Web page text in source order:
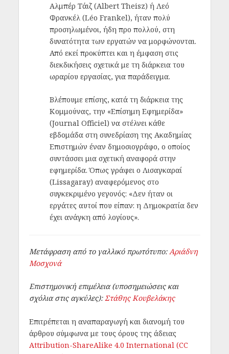
Αλμπέρ Τάιζ (Albert Theisz) ή Λεό
Φρανκέλ (Léo Frankel), ήταν πολύ
προσηλωμένοι, ήδη προ πολλού, στη
δυνατότητα των εργατών να μορφώνονται.
Από εκεί προκύπτει και η έμφαση στις
διεκδικήσεις σχετικά με τη διάρκεια του
ωραρίου εργασίας, για παράδειγμα.
Βλέπουμε επίσης, κατά τη διάρκεια της
Κομμούνας, την «Επίσημη Εφημερίδα»
(Journal Officiel) να στέλνει κάθε
εβδομάδα στη συνεδρίαση της Ακαδημίας
Επιστημών έναν δημοσιογράφο, ο οποίος
συντάσσει μια σχετική αναφορά στην
εφημερίδα. Όπως γράφει ο Λισαγκαραί
(Lissagaray) αναφερόμενος στο
συγκεκριμένο γεγονός: «Δεν ήταν οι
εργάτες αυτοί που είπαν: η Δημοκρατία δεν
έχει ανάγκη από λογίους».
Μετάφραση από το γαλλικό πρωτότυπο: Αριάδνη
Μοσχονά
Επιστημονική επιμέλεια (υποσημειώσεις και
σχόλια στις αγκύλες):Στάθης Κουβελάκης
Επιτρέπεται η αναπαραγωγή και διανομή του
άρθρου σύμφωνα με τους όρους της άδειας
Attribution-ShareAlike 4.0 International (CC